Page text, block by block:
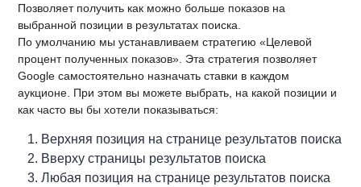
Позволяет получить как можно больше показов на
выбранной позиции в результатах поиска.
По умолчанию мы устанавливаем стратегию «Целевой
процент полученных показов». Эта стратегия позволяет
Google самостоятельно назначать ставки в каждом
аукционе. При этом вы можете выбрать, на какой позиции и
как часто вы бы хотели показываться:
Верхняя позиция на странице результатов поиска
Вверху страницы результатов поиска
Любая позиция на странице результатов поиска